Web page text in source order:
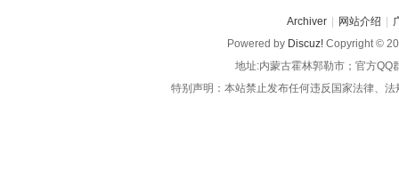
Archiver 网站介绍
Powered by Discuz! Copyright ©
地址:内蒙古霍林郭勒市；官方QQ
特别声明：本站禁止发布任何违反国家法律、